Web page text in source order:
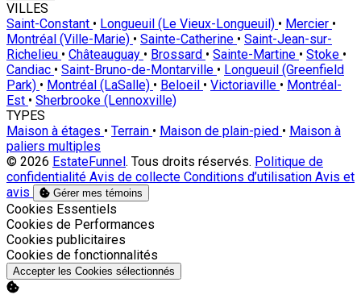
VILLES
Saint-Constant • Longueuil (Le Vieux-Longueuil) • Mercier •
Montréal (Ville-Marie) • Sainte-Catherine • Saint-Jean-sur-
Richelieu • Châteauguay • Brossard • Sainte-Martine • Stoke •
Candiac • Saint-Bruno-de-Montarville • Longueuil (Greenfield
Park) • Montréal (LaSalle) • Beloeil • Victoriaville • Montréal-
Est • Sherbrooke (Lennoxville)
TYPES
Maison à étages • Terrain • Maison de plain-pied • Maison à
paliers multiples
© 2026 EstateFunnel. Tous droits réservés. Politique de
confidentialité Avis de collecte Conditions d’utilisation Avis et
avis
Gérer mes témoins
Activer
Cookies Essentiels
Activer
Cookies de Performances
Activer
Cookies publicitaires
Activer
Cookies de fonctionnalités
Accepter les Cookies sélectionnés